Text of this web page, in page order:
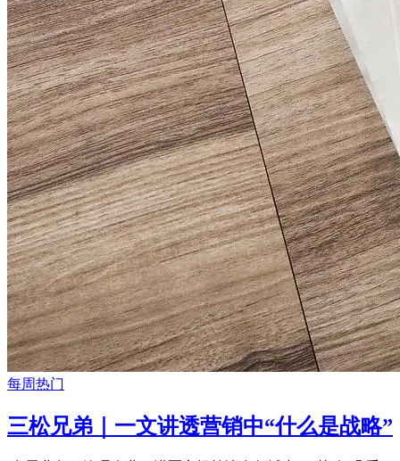
每周热门
三松兄弟｜一文讲透营销中“什么是战略”